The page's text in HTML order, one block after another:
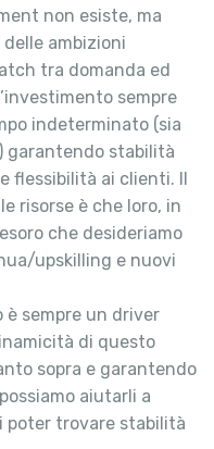
non esiste, ma
delle ambizioni
tra domanda ed
sempre
indeterminato (sia
garantendo stabilità
flessibilità ai clienti. Il
risorse è che loro, in
che desideriamo
upskilling e nuovi
è sempre un driver
di questo
sopra e garantendo
aiutarli a
poter trovare stabilità